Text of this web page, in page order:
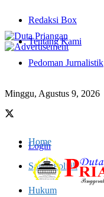
Redaksi Box
Tentang Kami
Pedoman Jurnalistik
Minggu, Agustus 9, 2026
Login
Home
Sosial Politik
Hukum